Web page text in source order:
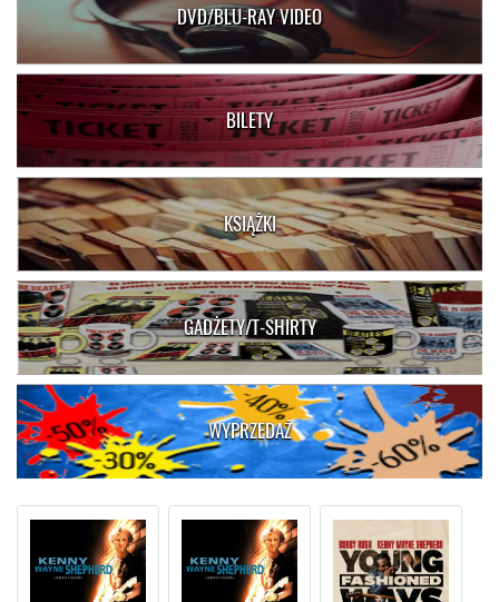
DVD/BLU-RAY VIDEO
BILETY
KSIĄŻKI
GADŻETY/T-SHIRTY
WYPRZEDAŻ